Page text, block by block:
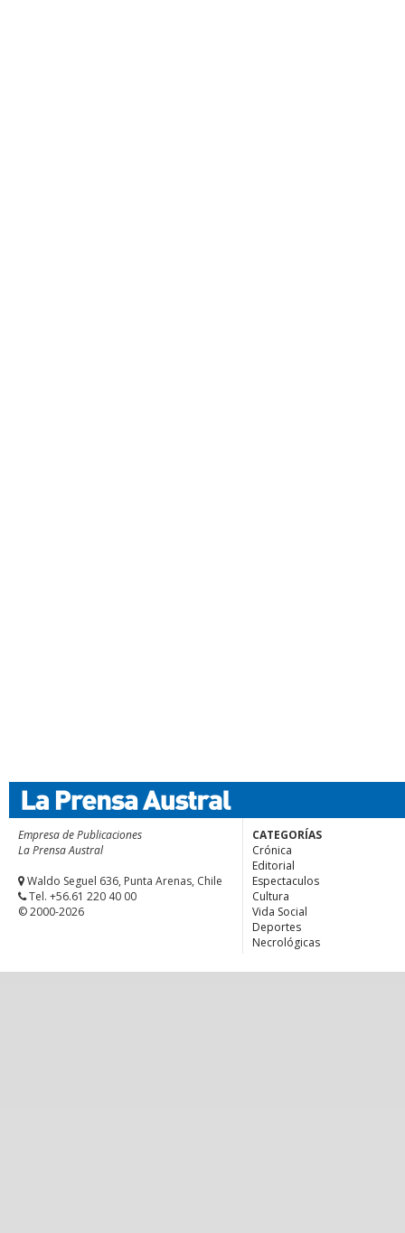
Empresa de Publicaciones
La Prensa Austral
Waldo Seguel 636, Punta Arenas, Chile
Tel. +56.61 220 40 00
© 2000-2026
CATEGORÍAS
Crónica
Editorial
Espectaculos
Cultura
Vida Social
Deportes
Necrológicas